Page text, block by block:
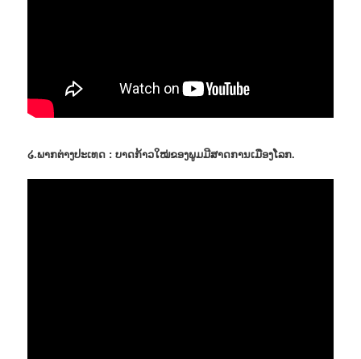
໒.ພາກຕ່າງປະເທດ : ບາດກ້າວໃໝ່ຂອງພູມມີສາດການເມືອງໂລກ.